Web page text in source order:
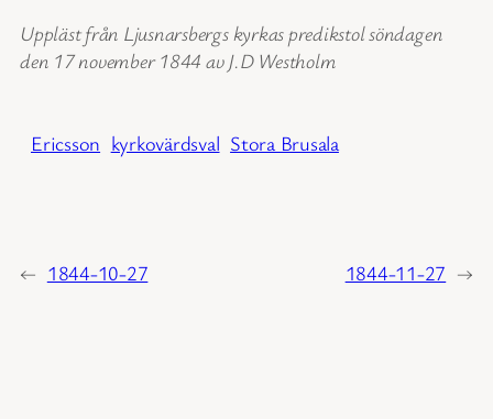
Uppläst från Ljusnarsbergs kyrkas predikstol söndagen
den 17 november 1844 av J.D Westholm
Ericsson kyrkovärdsval Stora Brusala
← 1844-10-27 1844-11-27 →